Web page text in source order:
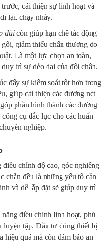
cải thiện sự linh hoạt và
lại, chạy nhảy.
đùi còn giúp hạn chế tác động
giảm thiểu chấn thương do
Là một lựa chọn an toàn,
trì sự dẻo dai của đôi chân.
đẩy sự kiểm soát tốt hơn trong
giúp cải thiện các đường nét
phần hình thành các đường
cụ đắc lực cho các huấn
nghiệp.
chỉnh độ cao, góc nghiêng
chắn đều là những yếu tố cần
và dễ lắp đặt sẽ giúp duy trì
năng điều chỉnh linh hoạt, phù
luyện tập. Đầu tư đúng thiết bị
quả mà còn đảm bảo an